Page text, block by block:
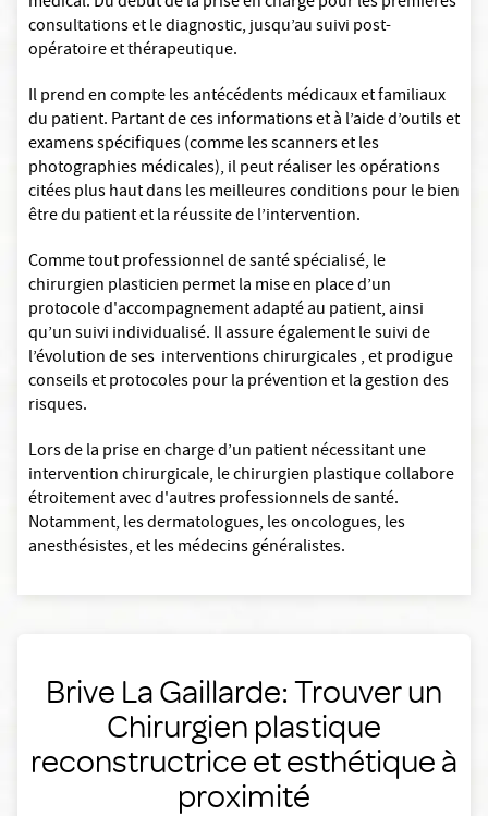
consultations et le diagnostic, jusqu’au suivi post-
opératoire et thérapeutique.
Il prend en compte les antécédents médicaux et familiaux
du patient. Partant de ces informations et à l’aide d’outils et
examens spécifiques (comme les scanners et les
photographies médicales), il peut réaliser les opérations
citées plus haut dans les meilleures conditions pour le bien
être du patient et la réussite de l’intervention.
Comme tout professionnel de santé spécialisé, le
chirurgien plasticien permet la mise en place d’un
protocole d'accompagnement adapté au patient, ainsi
qu’un suivi individualisé. Il assure également le suivi de
l’évolution de ses interventions chirurgicales , et prodigue
conseils et protocoles pour la prévention et la gestion des
risques.
Lors de la prise en charge d’un patient nécessitant une
intervention chirurgicale, le chirurgien plastique collabore
étroitement avec d'autres professionnels de santé.
Notamment, les dermatologues, les oncologues, les
anesthésistes, et les médecins généralistes.
Brive La Gaillarde: Trouver un
Chirurgien plastique
reconstructrice et esthétique à
proximité